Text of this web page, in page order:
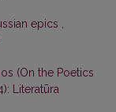
epics ,
(On the Poetics
Literatūra